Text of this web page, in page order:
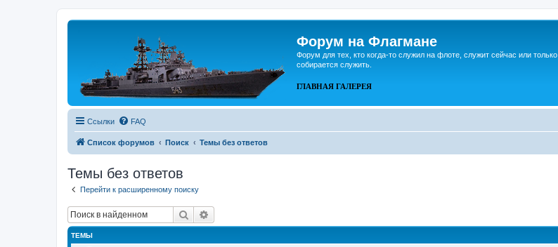
Форум на Флагмане
Форум для тех, кто когда-то служил на флоте, служит сейчас или только
собирается служить.
ГЛАВНАЯ ГАЛЕРЕЯ
Ссылки FAQ
Список форумов Поиск Темы без ответов
Темы без ответов
Перейти к расширенному поиску
Поиск
ТЕМЫ